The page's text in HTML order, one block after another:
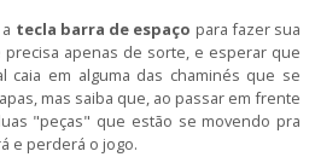
tecla barra de espaço para fazer sua
precisa apenas de sorte, e esperar que
em alguma das chaminés que se
mas saiba que, ao passar em frente
"peças" que estão se movendo pra
e perderá o jogo.